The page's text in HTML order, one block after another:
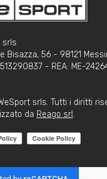
srls
Bisazza, 56 - 98121
- REA: ME-
srls. Tutti i diritti
da Reago srl .